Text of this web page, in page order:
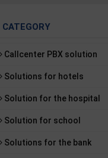
CATEGORY
Callcenter PBX solution
Solutions for hotels
Solution for the hospital
Solution for school
Solutions for the bank